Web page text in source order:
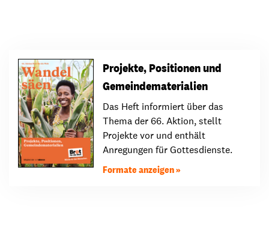
Projekte, Positionen und
Gemeindematerialien
Das Heft informiert über das
Thema der 66. Aktion, stellt
Projekte vor und enthält
Anregungen für Gottesdienste.
Formate anzeigen